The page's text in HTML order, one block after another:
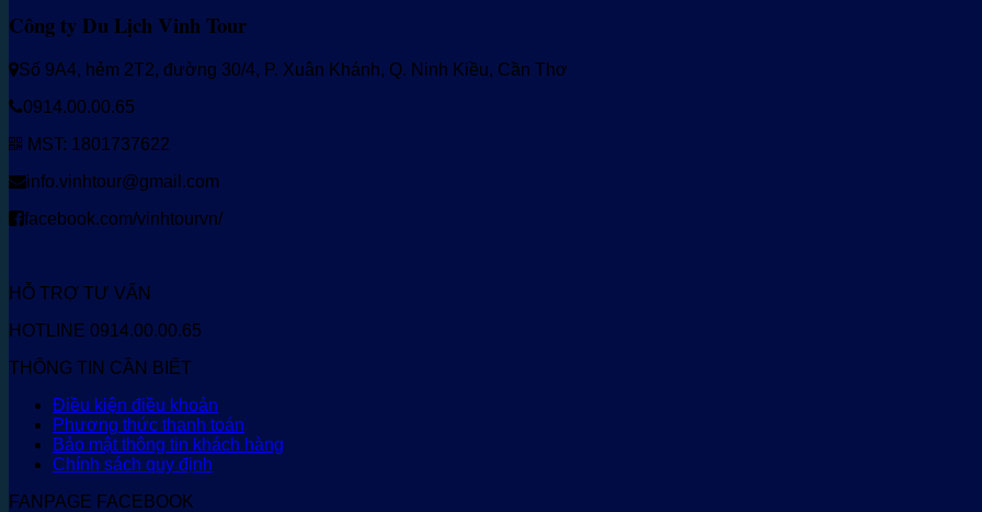
Công ty Du Lịch Vinh Tour
Số 9A4, hẻm 2T2, đường 30/4, P. Xuân Khánh, Q. Ninh Kiều, Cần Thơ
0914.00.00.65
MST: 1801737622
info.vinhtour@gmail.com
facebook.com/vinhtourvn/
HỖ TRỢ TƯ VẤN
HOTLINE 0914.00.00.65
THÔNG TIN CẦN BIẾT
Điều kiện điều khoản
Phương thức thanh toán
Bảo mật thông tin khách hàng
Chính sách quy định
FANPAGE FACEBOOK